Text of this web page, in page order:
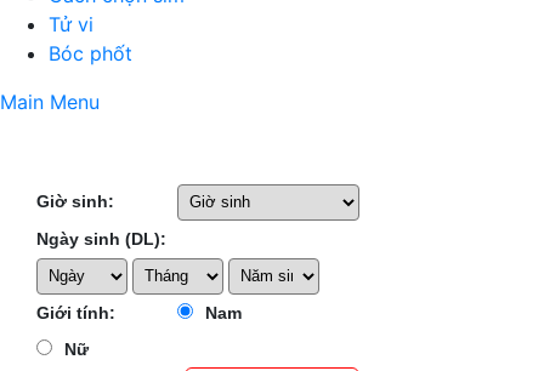
Tử vi
Bóc phốt
Main Menu
Giờ sinh:
Ngày sinh (DL):
Giới tính:
Nam
Nữ